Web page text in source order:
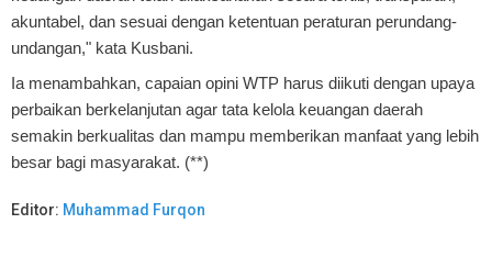
akuntabel, dan sesuai dengan ketentuan peraturan perundang-
undangan," kata Kusbani.
Ia menambahkan, capaian opini WTP harus diikuti dengan upaya
perbaikan berkelanjutan agar tata kelola keuangan daerah
semakin berkualitas dan mampu memberikan manfaat yang lebih
besar bagi masyarakat. (**)
Editor: Muhammad Furqon